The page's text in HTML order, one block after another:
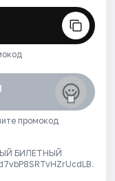
промокод
БИЛЕТНЫЙ